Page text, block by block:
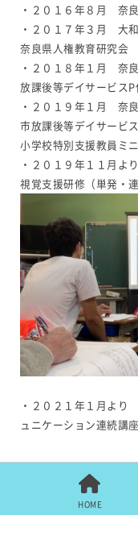
・２０１６年８月 奈
・２０１７年３月 大
奈良県人権教育研究会
・２０１８年１月 奈
放課後等デイサービス
・２０１９年１月 奈
市放課後等デイサービ
小学校特別支援教員ミ
・２０１９年１１月
視覚支援研修（単発・
・２０２１年１月よ
ュニケーション連続講
HOME